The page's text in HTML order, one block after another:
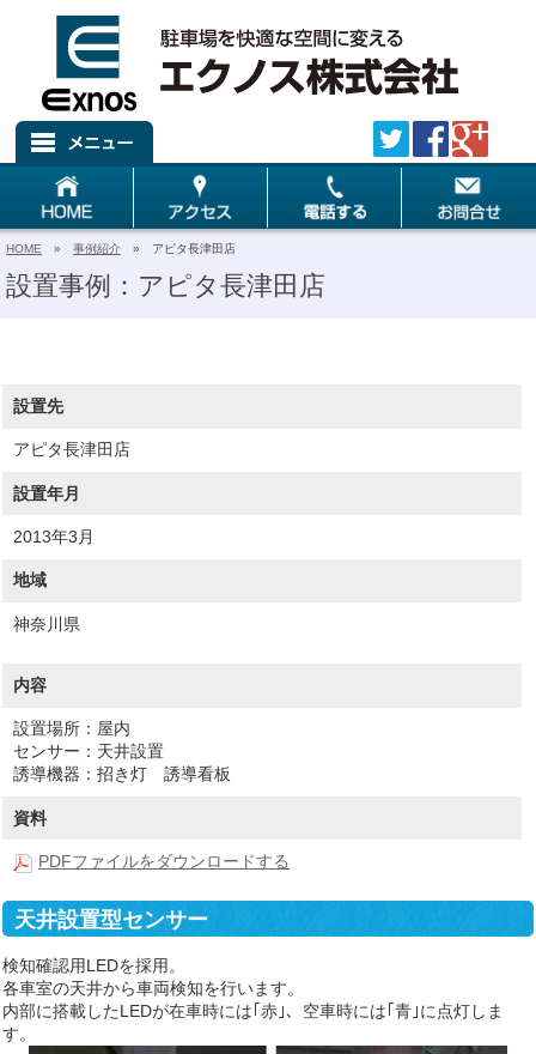
HOME » 事例紹介 » アピタ長津田店
設置事例：アピタ長津田店
設置先
アピタ長津田店
設置年月
2013年3月
地域
神奈川県
内容
設置場所：屋内
センサー：天井設置
誘導機器：招き灯 誘導看板
資料
PDFファイルをダウンロードする
天井設置型センサー
検知確認用LEDを採用。
各車室の天井から車両検知を行います。
内部に搭載したLEDが在車時には｢赤｣、空車時には｢青｣に点灯しま
す。